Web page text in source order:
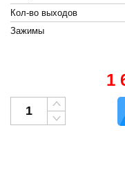
Кол-во выходов
Зажимы
1